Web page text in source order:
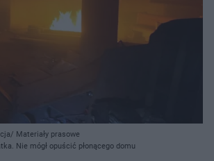
Materiały prasowe
Nie mógł opuścić płonącego domu